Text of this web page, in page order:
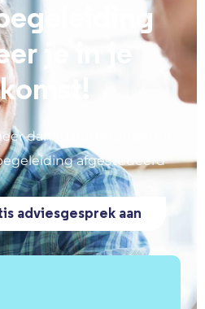
je in je
dan 10.000 studenten
afgestudeerd
adviesgesprek aan